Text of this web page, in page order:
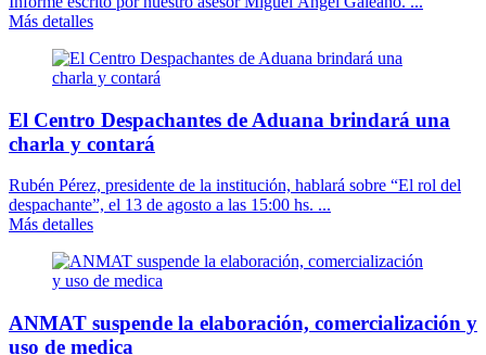
Más detalles
El Centro Despachantes de Aduana brindará una
charla y contará
Rubén Pérez, presidente de la institución, hablará sobre “El rol del
despachante”, el 13 de agosto a las 15:00 hs. ...
Más detalles
ANMAT suspende la elaboración, comercialización y
uso de medica